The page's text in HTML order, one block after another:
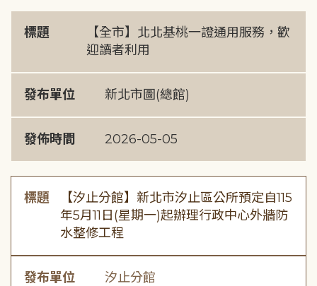
標題
【全市】北北基桃一證通用服務，歡
迎讀者利用
發布單位 新北市圖(總館)
發佈時間 2026-05-05
標題
【汐止分館】新北市汐止區公所預定自115
年5月11日(星期一)起辦理行政中心外牆防
水整修工程
發布單位 汐止分館